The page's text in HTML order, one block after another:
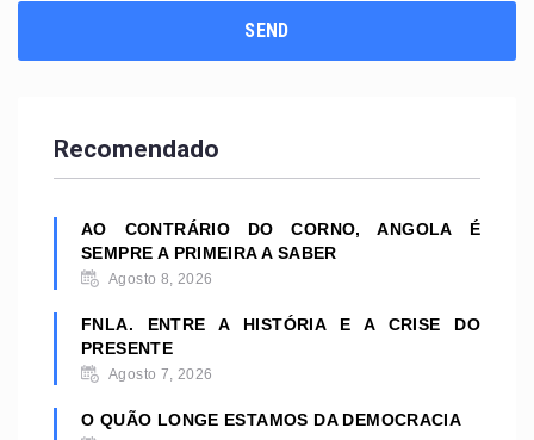
Recomendado
AO CONTRÁRIO DO CORNO, ANGOLA É
SEMPRE A PRIMEIRA A SABER
Agosto 8, 2026
FNLA. ENTRE A HISTÓRIA E A CRISE DO
PRESENTE
Agosto 7, 2026
O QUÃO LONGE ESTAMOS DA DEMOCRACIA